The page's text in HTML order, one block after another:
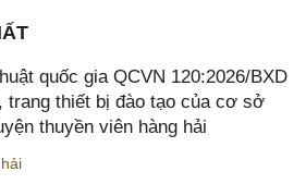
quốc gia QCVN 120:2026/BXD
thiết bị đào tạo của cơ sở
thuyền viên hàng hải